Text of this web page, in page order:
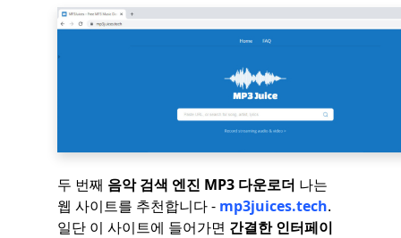
두 번째 음악 검색 엔진 MP3 다운로더 나는
웹 사이트를 추천합니다 - mp3juices.tech.
일단 이 사이트에 들어가면 간결한 인터페이